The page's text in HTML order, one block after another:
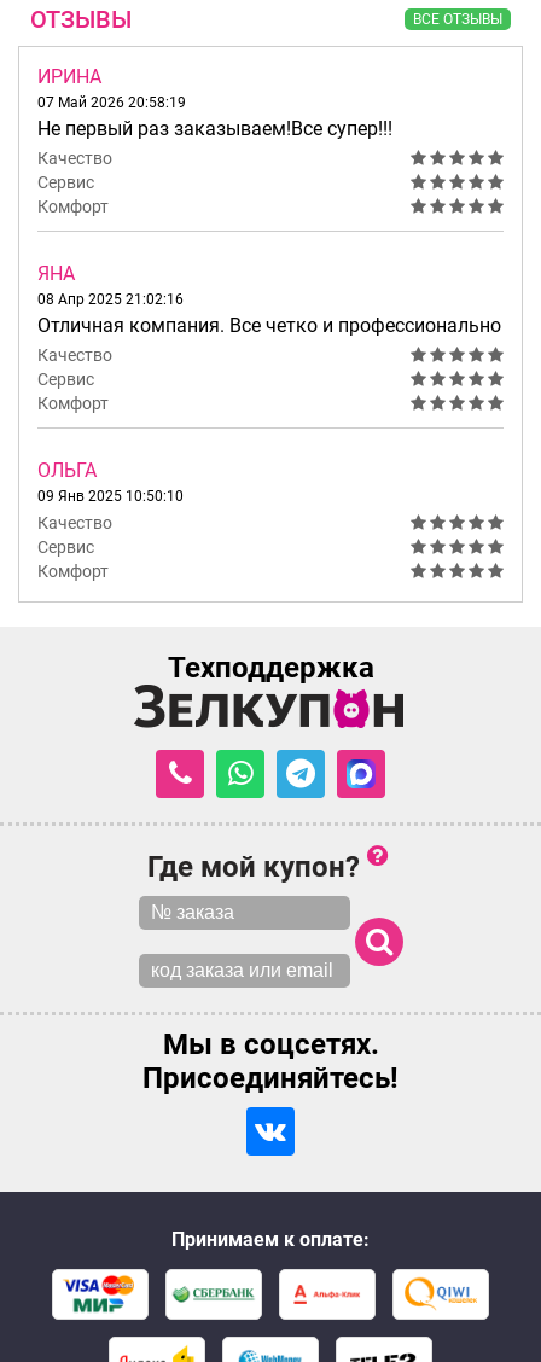
ОТЗЫВЫ ВСЕ ОТЗЫВЫ
ИРИНА
07 Май 2026 20:58:19
Не первый раз заказываем!Все супер!!!
Качество
Сервис
Комфорт
ЯНА
08 Апр 2025 21:02:16
Отличная компания. Все четко и профессионально
Качество
Сервис
Комфорт
ОЛЬГА
09 Янв 2025 10:50:10
Качество
Сервис
Комфорт
Техподдержка
Где мой купон?
Мы в соцсетях.
Присоединяйтесь!
Принимаем к оплате: